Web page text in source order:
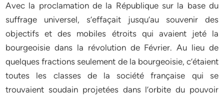
Avec la proclamation de la République sur la base du
suffrage universel, s’effaçait jusqu’au souvenir des
objectifs et des mobiles étroits qui avaient jeté la
bourgeoisie dans la révolution de Février. Au lieu de
quelques fractions seulement de la bourgeoisie, c’étaient
toutes les classes de la société française qui se
trouvaient soudain projetées dans l’orbite du pouvoir